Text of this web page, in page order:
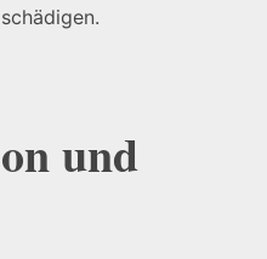
und